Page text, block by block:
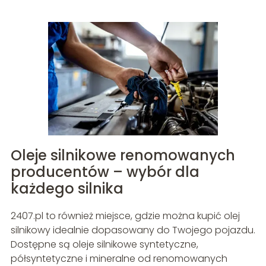
Oleje silnikowe renomowanych
producentów – wybór dla
każdego silnika
2407.pl to również miejsce, gdzie można kupić olej
silnikowy idealnie dopasowany do Twojego pojazdu.
Dostępne są oleje silnikowe syntetyczne,
półsyntetyczne i mineralne od renomowanych